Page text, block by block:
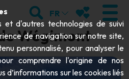
RECHERCHER
FR MES FAVORIS
Wégimont
et d'autres technologies de suivi
de navigation sur notre site,
personnalisé, pour analyser le
comprendre l'origine de nos
d’informations sur les cookies liés